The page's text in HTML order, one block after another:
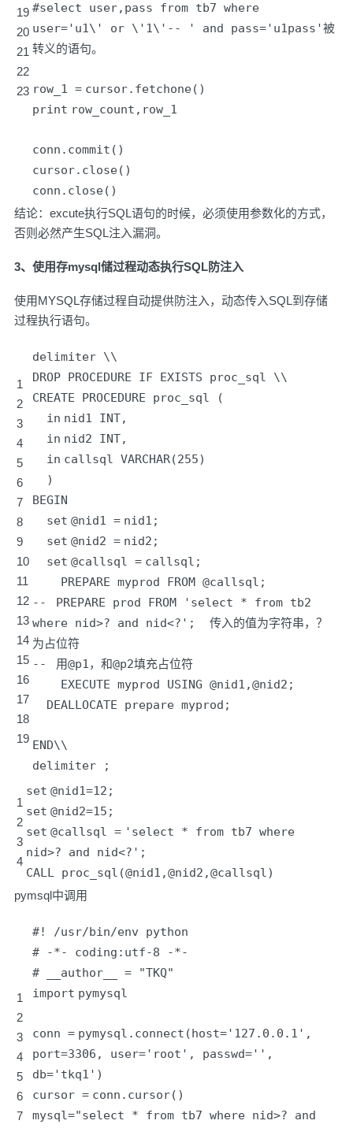
19
20
21
22
23
#select user,pass from tb7 where
user='u1\' or \'1\'-- ' and pass='u1pass'被
转义的语句。
row_1 = cursor.fetchone()
print row_count,row_1
conn.commit()
cursor.close()
conn.close()
结论：excute执行SQL语句的时候，必须使用参数化的方式，
否则必然产生SQL注入漏洞。
3、使用存mysql储过程动态执行SQL防注入
使用MYSQL存储过程自动提供防注入，动态传入SQL到存储
过程执行语句。
1
2
3
4
5
6
7
8
9
10
11
12
13
14
15
16
17
18
19
delimiter \\
DROP PROCEDURE IF EXISTS proc_sql \\
CREATE PROCEDURE proc_sql (
in nid1 INT,
in nid2 INT,
in callsql VARCHAR(255)
)
BEGIN
set @nid1 = nid1;
set @nid2 = nid2;
set @callsql = callsql;
PREPARE myprod FROM @callsql;
- - PREPARE prod FROM
'select * from tb2
where nid>? and nid<?' ; 传入的值为字符串，？
为占位符
- -
用@p1，和@p2填充占位符
EXECUTE myprod USING @nid1,@nid2;
DEALLOCATE prepare myprod;
END\\
delimiter ;
1
2
3
4
set @nid1=12 ;
set @nid2=15 ;
set @callsql = 'select * from tb7 where
nid>? and nid<?' ;
CALL proc_sql(@nid1,@nid2,@callsql)
pymsql中调用
1
2
3
4
5
6
7
#! /usr/bin/env python
# -*- coding:utf-8 -*-
# __author__ = "TKQ"
import pymysql
conn = pymysql.connect(host='127.0.0.1' ,
port=3306 , user='root' , passwd=' ',
db=' tkq1')
cursor = conn.cursor()
mysql="select * from tb7 where nid>? and